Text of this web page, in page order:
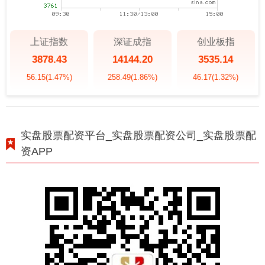
上证指数
3878.43
56.15(1.47%)
深证成指
14144.20
258.49(1.86%)
创业板指
3535.14
46.17(1.32%)
实盘股票配资平台_实盘股票配资公司_实盘股票配
资APP